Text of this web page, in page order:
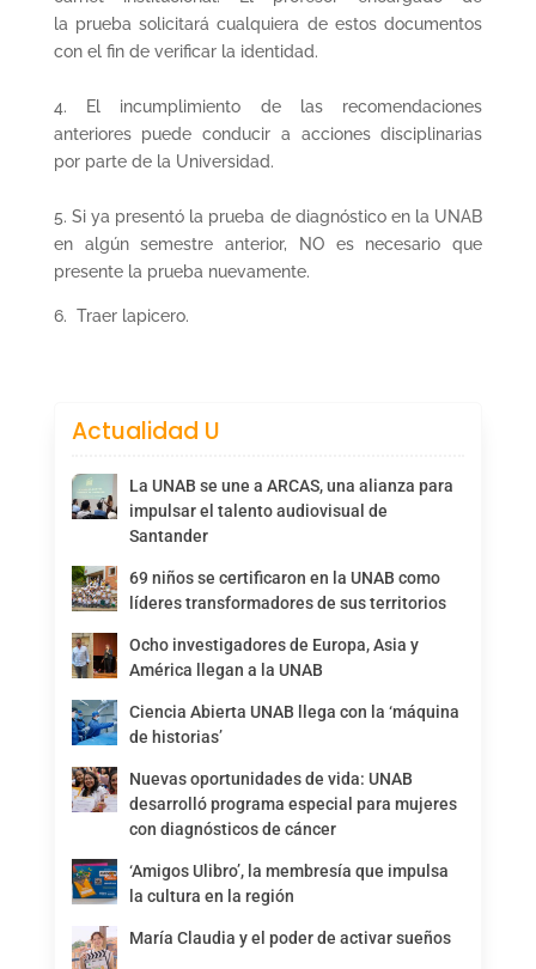
la prueba solicitará cualquiera de estos documentos
con el fin de verificar la identidad.
4. El incumplimiento de las recomendaciones
anteriores puede conducir a acciones disciplinarias
por parte de la Universidad.
5. Si ya presentó la prueba de diagnóstico en la UNAB
en algún semestre anterior, NO es necesario que
presente la prueba nuevamente.
6. Traer lapicero.
Actualidad U
La UNAB se une a ARCAS, una alianza para
impulsar el talento audiovisual de
Santander
69 niños se certificaron en la UNAB como
líderes transformadores de sus territorios
Ocho investigadores de Europa, Asia y
América llegan a la UNAB
Ciencia Abierta UNAB llega con la ‘máquina
de historias’
Nuevas oportunidades de vida: UNAB
desarrolló programa especial para mujeres
con diagnósticos de cáncer
‘Amigos Ulibro’, la membresía que impulsa
la cultura en la región
María Claudia y el poder de activar sueños